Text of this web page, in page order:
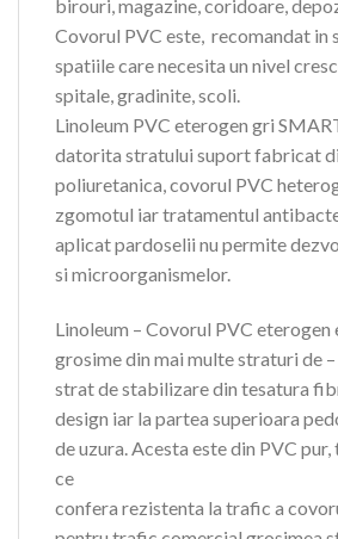
birouri, magazine, coridoare,
Covorul PVC este, recomandat in
spatiile care necesita un nivel
spitale, gradinite, scoli.
Linoleum PVC eterogen gri
datorita stratului suport fabricat
poliuretanica, covorul PVC
zgomotul iar tratamentul
aplicat pardoselii nu permite
si microorganismelor.
Linoleum – Covorul PVC eterogen
grosime din mai multe straturi de
strat de stabilizare din tesatura
design iar la partea superioara
de uzura. Acesta este din PVC
ce
confera rezistenta la trafic a